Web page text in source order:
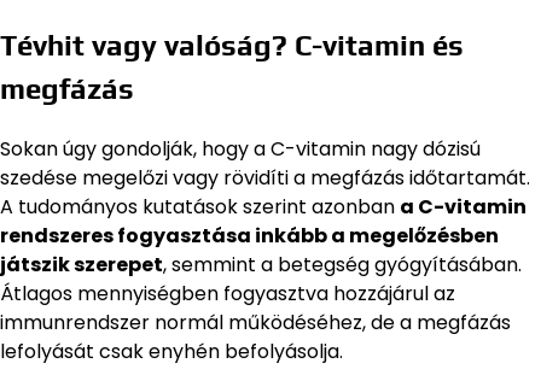
Tévhit vagy valóság? C-vitamin és
megfázás
Sokan úgy gondolják, hogy a C-vitamin nagy dózisú
szedése megelőzi vagy rövidíti a megfázás időtartamát.
A tudományos kutatások szerint azonban a C-vitamin
rendszeres fogyasztása inkább a megelőzésben
játszik szerepet, semmint a betegség gyógyításában.
Átlagos mennyiségben fogyasztva hozzájárul az
immunrendszer normál működéséhez, de a megfázás
lefolyását csak enyhén befolyásolja.